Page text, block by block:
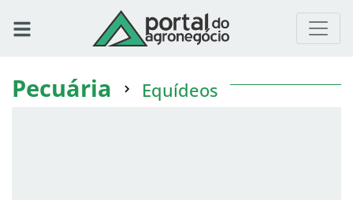
Pecuária Equídeos